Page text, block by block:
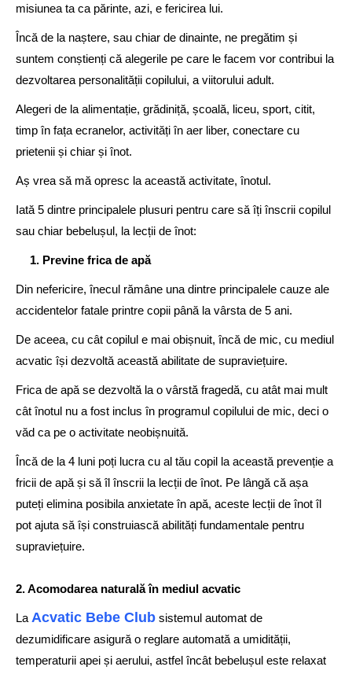
misiunea ta ca părinte, azi, e fericirea lui.
Încă de la naștere, sau chiar de dinainte, ne pregătim și
suntem conștienți că alegerile pe care le facem vor contribui la
dezvoltarea personalității copilului, a viitorului adult.
Alegeri de la alimentație, grădiniță, școală, liceu, sport, citit,
timp în fața ecranelor, activități în aer liber, conectare cu
prietenii și chiar și înot.
Aș vrea să mă opresc la această activitate, înotul.
Iată 5 dintre principalele plusuri pentru care să îți înscrii copilul
sau chiar bebelușul, la lecții de înot:
1. Previne frica de apă
Din nefericire, înecul rămâne una dintre principalele cauze ale
accidentelor fatale printre copii până la vârsta de 5 ani.
De aceea, cu cât copilul e mai obișnuit, încă de mic, cu mediul
acvatic își dezvoltă această abilitate de supraviețuire.
Frica de apă se dezvoltă la o vârstă fragedă, cu atât mai mult
cât înotul nu a fost inclus în programul copilului de mic, deci o
văd ca pe o activitate neobișnuită.
Încă de la 4 luni poți lucra cu al tău copil la această prevenție a
fricii de apă și să îl înscrii la lecții de înot. Pe lângă că așa
puteți elimina posibila anxietate în apă, aceste lecții de înot îl
pot ajuta să își construiască abilități fundamentale pentru
supraviețuire.
2. Acomodarea naturală în mediul acvatic
La Acvatic Bebe Club sistemul automat de
dezumidificare asigură o reglare automată a umidității,
temperaturii apei și aerului, astfel încât bebelușul este relaxat